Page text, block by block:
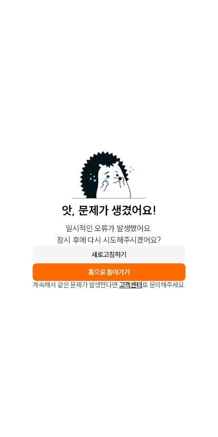
앗, 문제가 생겼어요!
일시적인 오류가 발생했어요.
잠시 후에 다시 시도해주시겠어요?
새로고침하기
홈으로 돌아가기
계속해서 같은 문제가 발생한다면 고객센터로 문의해주세요.